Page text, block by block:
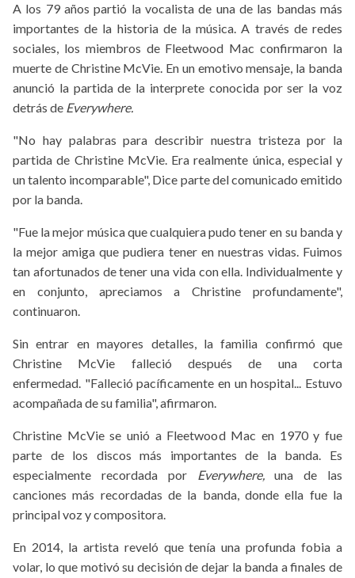
A los 79 años partió la vocalista de una de las bandas más
importantes de la historia de la música. A través de redes
sociales, los miembros de Fleetwood Mac confirmaron la
muerte de Christine McVie. En un emotivo mensaje, la banda
anunció la partida de la interprete conocida por ser la voz
detrás de Everywhere.
"No hay palabras para describir nuestra tristeza por la
partida de Christine McVie. Era realmente única, especial y
un talento incomparable", Dice parte del comunicado emitido
por la banda.
"Fue la mejor música que cualquiera pudo tener en su banda y
la mejor amiga que pudiera tener en nuestras vidas. Fuimos
tan afortunados de tener una vida con ella. Individualmente y
en conjunto, apreciamos a Christine profundamente",
continuaron.
Sin entrar en mayores detalles, la familia confirmó que
Christine McVie falleció después de una corta
enfermedad. "Falleció pacíficamente en un hospital... Estuvo
acompañada de su familia", afirmaron.
Christine McVie se unió a Fleetwood Mac en 1970 y fue
parte de los discos más importantes de la banda. Es
especialmente recordada por Everywhere,una de las
canciones más recordadas de la banda, donde ella fue la
principal voz y compositora.
En 2014, la artista reveló que tenía una profunda fobia a
volar, lo que motivó su decisión de dejar la banda a finales de